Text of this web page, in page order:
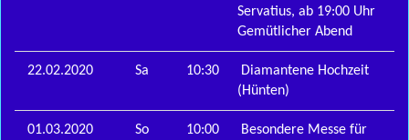
Servatius, ab 19:00 Uhr
Gemütlicher Abend
22.02.2020 Sa 10:30
Diamantene Hochzeit
(Hünten)
01.03.2020 So 10:00
Besondere Messe für